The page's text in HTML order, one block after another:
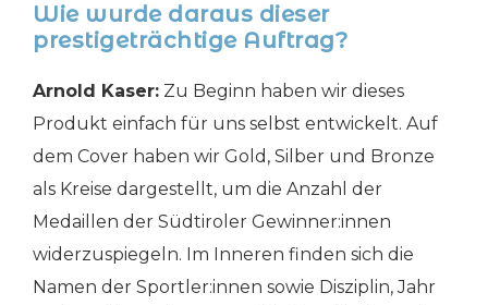
Wie wurde daraus dieser
prestigeträchtige Auftrag?
Arnold Kaser: Zu Beginn haben wir dieses
Produkt einfach für uns selbst entwickelt. Auf
dem Cover haben wir Gold, Silber und Bronze
als Kreise dargestellt, um die Anzahl der
Medaillen der Südtiroler Gewinner:innen
widerzuspiegeln. Im Inneren finden sich die
Namen der Sportler:innen sowie Disziplin, Jahr